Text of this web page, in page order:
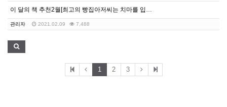
이 달의 책 추천2월[최고의 빵집아저씨는 치마를 입어요…
관리자 2021.02.09 7,488
1 2 3